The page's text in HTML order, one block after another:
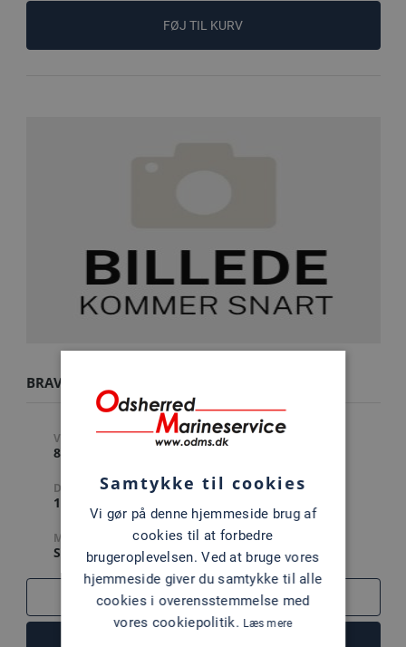
FØJ TIL KURV
BRAVO THREE 22.5 LHF
VARENUMMER
8M8022400
STIGNING
DIAMETER
15.8 " (TOMMER)
ANTAL BLADE
MATERIALE
STÅL
SAMMENLIGN
Samtykke til cookies
Vi gør på denne hjemmeside brug af
cookies til at forbedre
brugeroplevelsen. Ved at bruge vores
hjemmeside giver du samtykke til alle
cookies i overensstemmelse med
vores cookiepolitik. Læs mere